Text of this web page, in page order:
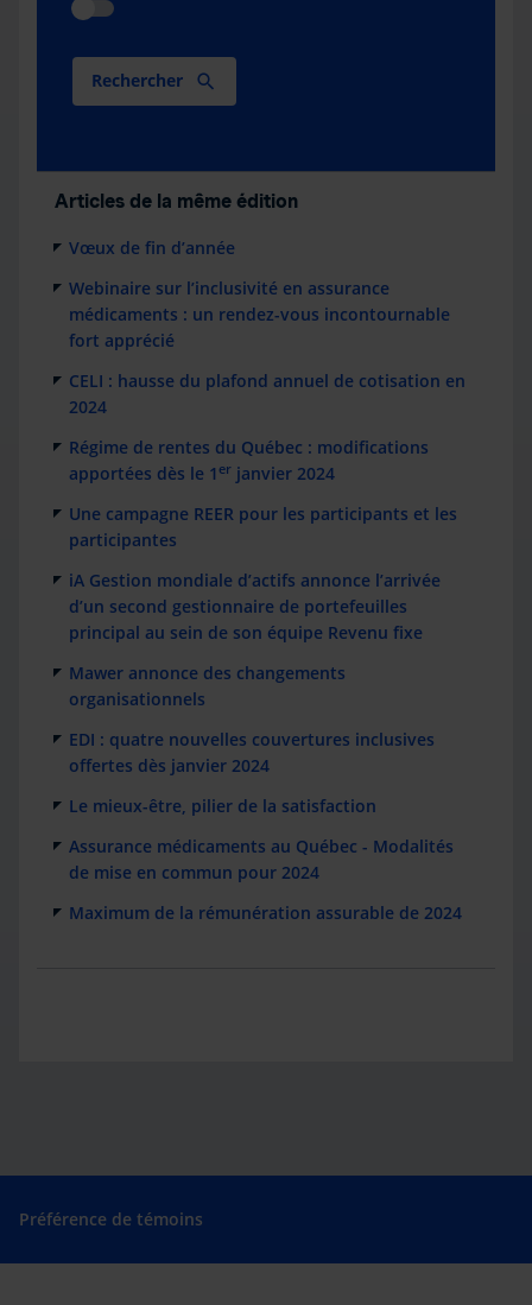
Rechercher
Articles de la même édition
Vœux de fin d’année
Webinaire sur l’inclusivité en assurance
médicaments : un rendez-vous incontournable
fort apprécié
CELI : hausse du plafond annuel de cotisation en
2024
Régime de rentes du Québec : modifications
apportées dès le 1 er janvier 2024
Une campagne REER pour les participants et les
participantes
iA Gestion mondiale d’actifs annonce l’arrivée
d’un second gestionnaire de portefeuilles
principal au sein de son équipe Revenu fixe
Mawer annonce des changements
organisationnels
EDI : quatre nouvelles couvertures inclusives
offertes dès janvier 2024
Le mieux-être, pilier de la satisfaction
Assurance médicaments au Québec - Modalités
de mise en commun pour 2024
Maximum de la rémunération assurable de 2024
Préférence de témoins